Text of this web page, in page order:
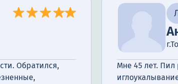
Обратился,
Мне 45 лет.